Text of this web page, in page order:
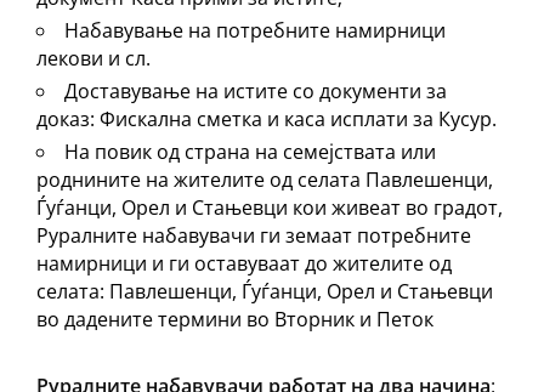
Набавување на потребните намирници
лекови и сл.
Доставување на истите со документи за
доказ: Фискална сметка и каса исплати за Кусур.
На повик од страна на семејствата или
роднините на жителите од селата Павлешенци,
Ѓуѓанци, Орел и Стањевци кои живеат во градот,
Руралните набавувачи ги земаат потребните
намирници и ги оставуваат до жителите од
селата: Павлешенци, Ѓуѓанци, Орел и Стањевци
во дадените термини во Вторник и Петок
Руралните набавувачи работат на два начина: